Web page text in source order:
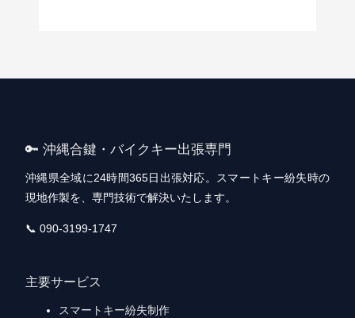
🔑 沖縄合鍵・バイクキー出張専門
沖縄県全域に24時間365日出張対応。スマートキー紛失時の
現地作製を、専門技術で解決いたします。
📞 090-3199-1747
主要サービス
スマートキー紛失制作